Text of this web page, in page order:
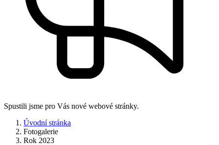
Spustili jsme pro Vás nové webové stránky.
Úvodní stránka
Fotogalerie
Rok 2023